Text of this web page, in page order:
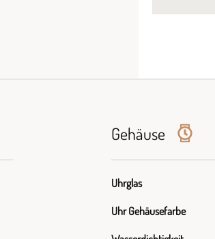
Gehäuse
Uhrglas
Uhr Gehäusefarbe